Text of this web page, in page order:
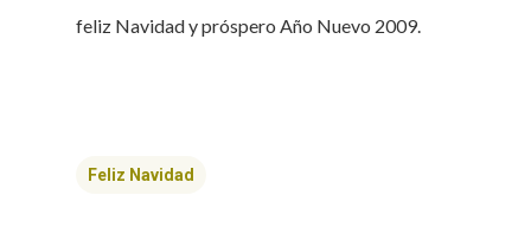
feliz Navidad y próspero Año Nuevo 2009.
Feliz Navidad